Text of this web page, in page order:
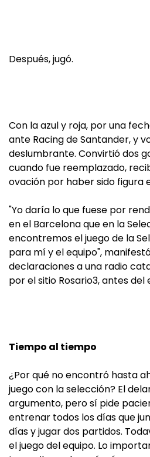
Después, jugó.
Con la azul y roja, por una
ante Racing de Santander, y
deslumbrante. Convirtió dos
cuando fue reemplazado,
ovación por haber sido figura
"Yo daría lo que fuese por
en el Barcelona que en la
encontremos el juego de la
para mí y el equipo",
declaraciones a una radio
por el sitio Rosario3, antes del
Tiempo al tiempo
¿Por qué no encontró hasta
juego con la selección? El
argumento, pero sí pide
entrenar todos los días que
días y jugar dos partidos.
el juego del equipo. Lo